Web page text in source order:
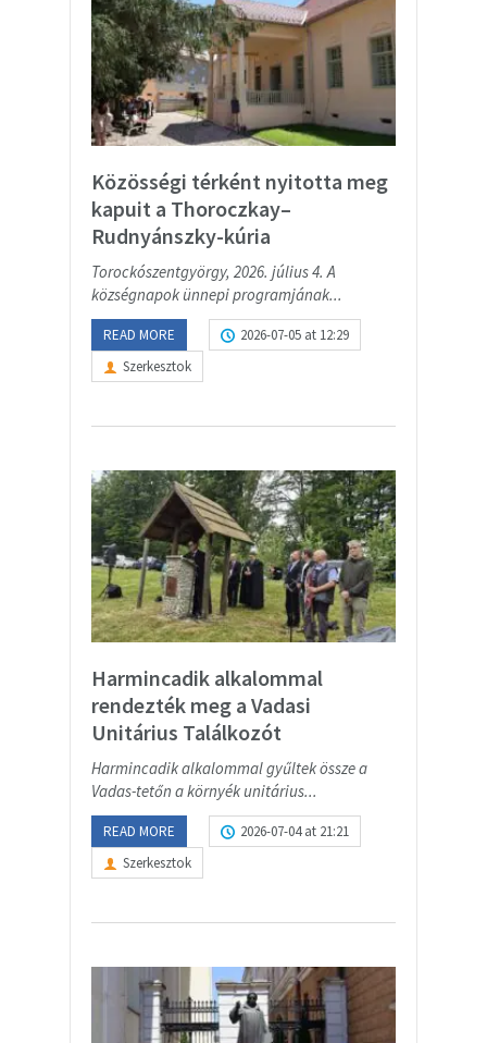
Közösségi térként nyitotta meg
kapuit a Thoroczkay–
Rudnyánszky-kúria
Torockószentgyörgy, 2026. július 4. A
községnapok ünnepi programjának...
READ MORE
2026-07-05 at 12:29
Szerkesztok
Harmincadik alkalommal
rendezték meg a Vadasi
Unitárius Találkozót
Harmincadik alkalommal gyűltek össze a
Vadas-tetőn a környék unitárius...
READ MORE
2026-07-04 at 21:21
Szerkesztok